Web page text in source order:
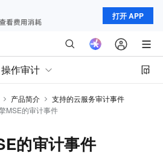
打开 APP
操作审计
产品简介
支持的云服务审计事件
MSE的审计事件
的审计事件